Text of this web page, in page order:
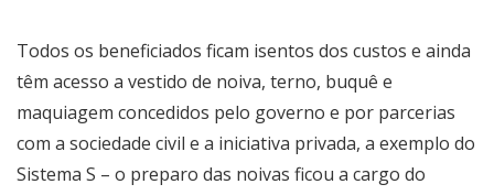
Todos os beneficiados ficam isentos dos custos e ainda
têm acesso a vestido de noiva, terno, buquê e
maquiagem concedidos pelo governo e por parcerias
com a sociedade civil e a iniciativa privada, a exemplo do
Sistema S – o preparo das noivas ficou a cargo do